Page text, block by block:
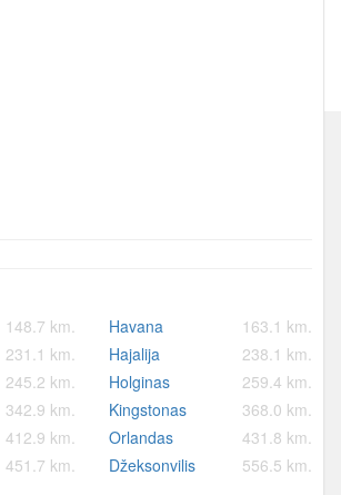
148.7 km. Havana
163.1 km.
231.1 km. Hajalija
238.1 km.
245.2 km. Holginas
259.4 km.
342.9 km. Kingstonas
368.0 km.
412.9 km. Orlandas
431.8 km.
451.7 km. Džeksonvilis 556.5 km.